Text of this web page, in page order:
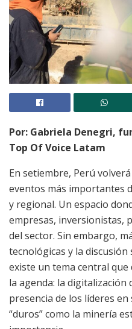
Por: Gabriela Denegri,
Top Of Voice Latam
En setiembre, Perú
eventos más importantes
y regional. Un espacio
empresas, inversionistas,
del sector. Sin embargo,
tecnológicas y la
existe un tema central
la agenda: la digitalización
presencia de los líderes
“duros” como la minería